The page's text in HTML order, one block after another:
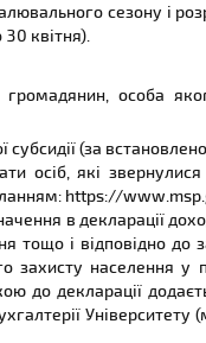
сезону і
квітня).
громадянин, особа
субсидії (за
осіб, які
https://
в декларації
тощо і відповідно
захисту
до декларації